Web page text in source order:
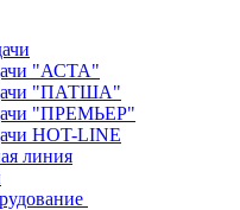
"АСТА"
"ПАТША"
"ПРЕМЬЕР"
HOT-LINE
линия